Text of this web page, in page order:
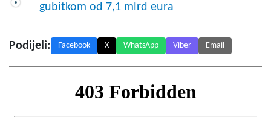
gubitkom od 7,1 mlrd eura
Podijeli: Facebook X WhatsApp Viber Email